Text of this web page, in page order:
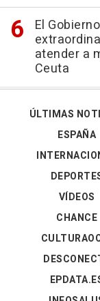
El
atender a
Ceuta
ÚLTIMAS
ESPAÑA
VÍDEOS
CHANCE